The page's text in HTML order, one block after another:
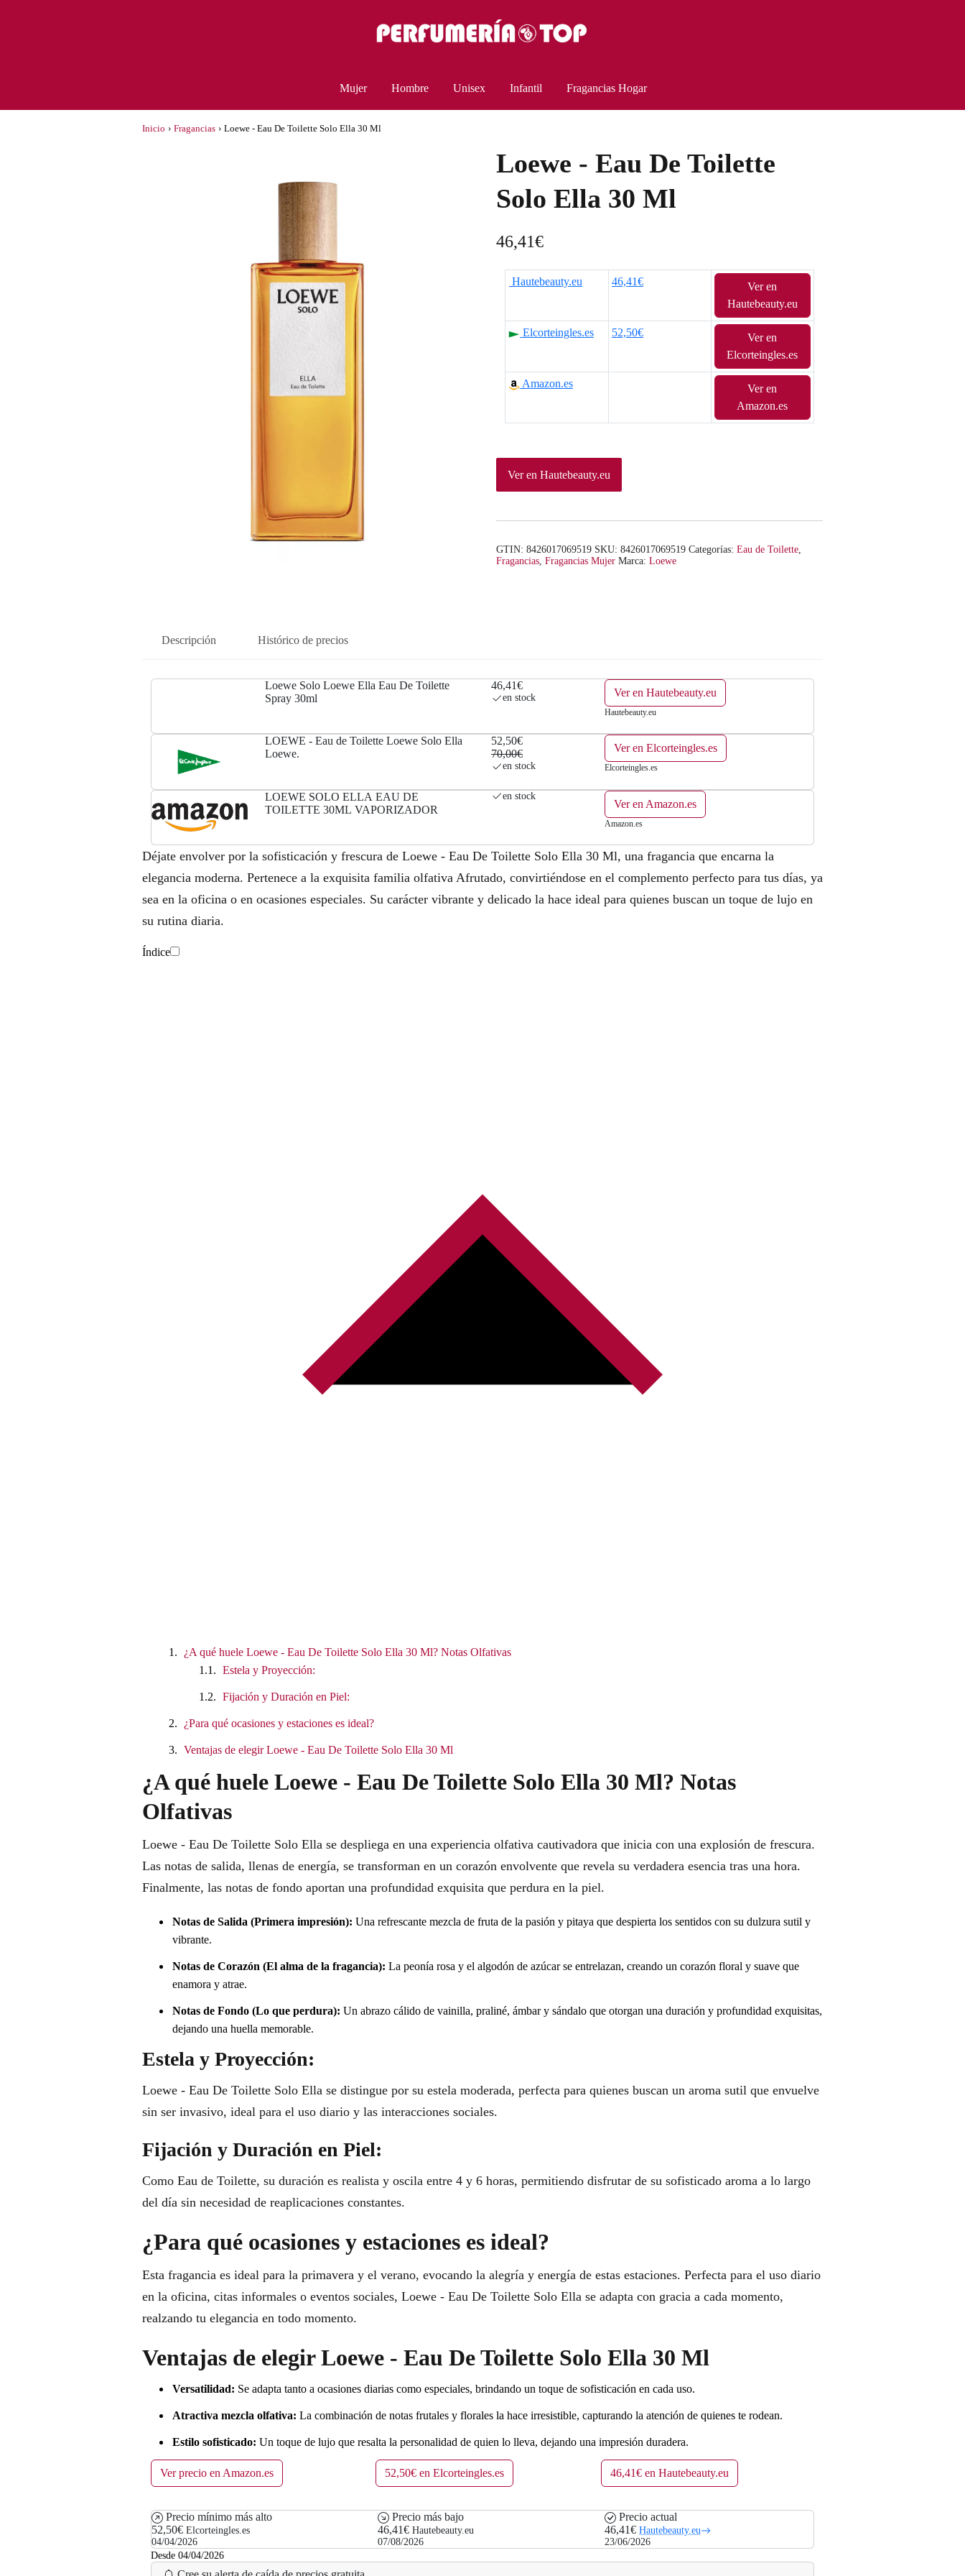
Mujer Hombre Unisex Infantil Fragancias Hogar
Inicio › Fragancias › Loewe - Eau De Toilette Solo Ella 30 Ml
Loewe - Eau De Toilette
Solo Ella 30 Ml
46,41€
Hautebeauty.eu 46,41€
Ver en
Hautebeauty.eu
Elcorteingles.es 52,50€
Ver en
Elcorteingles.es
Amazon.es
Ver en
Amazon.es
Ver en Hautebeauty.eu
GTIN: 8426017069519 SKU: 8426017069519 Categorías: Eau de Toilette,
Fragancias, Fragancias Mujer Marca: Loewe
Descripción Histórico de precios
Loewe Solo Loewe Ella Eau De Toilette
Spray 30ml
46,41€
en stock Ver en Hautebeauty.eu
Hautebeauty.eu
LOEWE - Eau de Toilette Loewe Solo Ella
Loewe.
52,50€
70,00€
en stock
Ver en Elcorteingles.es
Elcorteingles.es
LOEWE SOLO ELLA EAU DE
TOILETTE 30ML VAPORIZADOR
en stock
Ver en Amazon.es
Amazon.es
Déjate envolver por la sofisticación y frescura de Loewe - Eau De Toilette Solo Ella 30 Ml, una fragancia que encarna la
elegancia moderna. Pertenece a la exquisita familia olfativa Afrutado, convirtiéndose en el complemento perfecto para tus días, ya
sea en la oficina o en ocasiones especiales. Su carácter vibrante y delicado la hace ideal para quienes buscan un toque de lujo en
su rutina diaria.
Índice
¿A qué huele Loewe - Eau De Toilette Solo Ella 30 Ml? Notas Olfativas
Estela y Proyección:
Fijación y Duración en Piel:
¿Para qué ocasiones y estaciones es ideal?
Ventajas de elegir Loewe - Eau De Toilette Solo Ella 30 Ml
¿A qué huele Loewe - Eau De Toilette Solo Ella 30 Ml? Notas
Olfativas
Loewe - Eau De Toilette Solo Ella se despliega en una experiencia olfativa cautivadora que inicia con una explosión de frescura.
Las notas de salida, llenas de energía, se transforman en un corazón envolvente que revela su verdadera esencia tras una hora.
Finalmente, las notas de fondo aportan una profundidad exquisita que perdura en la piel.
Notas de Salida (Primera impresión): Una refrescante mezcla de fruta de la pasión y pitaya que despierta los sentidos con su dulzura sutil y
vibrante.
Notas de Corazón (El alma de la fragancia): La peonía rosa y el algodón de azúcar se entrelazan, creando un corazón floral y suave que
enamora y atrae.
Notas de Fondo (Lo que perdura): Un abrazo cálido de vainilla, praliné, ámbar y sándalo que otorgan una duración y profundidad exquisitas,
dejando una huella memorable.
Estela y Proyección:
Loewe - Eau De Toilette Solo Ella se distingue por su estela moderada, perfecta para quienes buscan un aroma sutil que envuelve
sin ser invasivo, ideal para el uso diario y las interacciones sociales.
Fijación y Duración en Piel:
Como Eau de Toilette, su duración es realista y oscila entre 4 y 6 horas, permitiendo disfrutar de su sofisticado aroma a lo largo
del día sin necesidad de reaplicaciones constantes.
¿Para qué ocasiones y estaciones es ideal?
Esta fragancia es ideal para la primavera y el verano, evocando la alegría y energía de estas estaciones. Perfecta para el uso diario
en la oficina, citas informales o eventos sociales, Loewe - Eau De Toilette Solo Ella se adapta con gracia a cada momento,
realzando tu elegancia en todo momento.
Ventajas de elegir Loewe - Eau De Toilette Solo Ella 30 Ml
Versatilidad: Se adapta tanto a ocasiones diarias como especiales, brindando un toque de sofisticación en cada uso.
Atractiva mezcla olfativa: La combinación de notas frutales y florales la hace irresistible, capturando la atención de quienes te rodean.
Estilo sofisticado: Un toque de lujo que resalta la personalidad de quien lo lleva, dejando una impresión duradera.
Ver precio en Amazon.es 52,50€ en Elcorteingles.es 46,41€ en Hautebeauty.eu
Precio mínimo más alto
52,50€ Elcorteingles.es
04/04/2026
Precio más bajo
46,41€ Hautebeauty.eu
07/08/2026
Precio actual
46,41€ Hautebeauty.eu
23/06/2026
Desde 04/04/2026